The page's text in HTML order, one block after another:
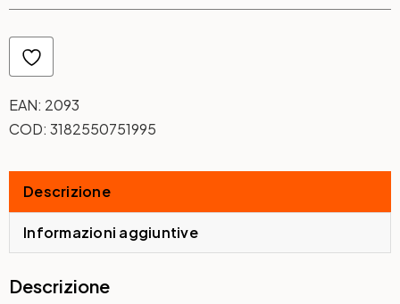
EAN: 2093
COD: 3182550751995
Descrizione
Informazioni aggiuntive
Descrizione